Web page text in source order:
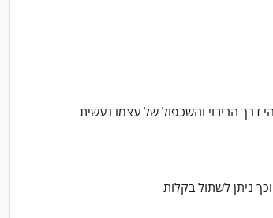
דרך הריבוי והשכפול של עצמו נעשית
ניתן לשתול בקלות